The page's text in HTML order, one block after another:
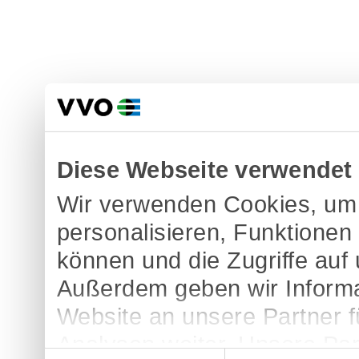
Diese Webseite
Wir verwenden Cookies,
personalisieren,
können und die Zugriffe
Außerdem geben wir
Website an unsere Partner
Analysen weiter. Unsere